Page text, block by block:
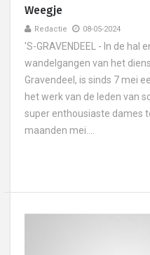
Weegje
Redactie 08-05-2024
'S-GRAVENDEEL - In de hal
wandelgangen van het
Gravendeel, is sinds 7 mei
het werk van de leden van
super enthousiaste dames
maanden mei....